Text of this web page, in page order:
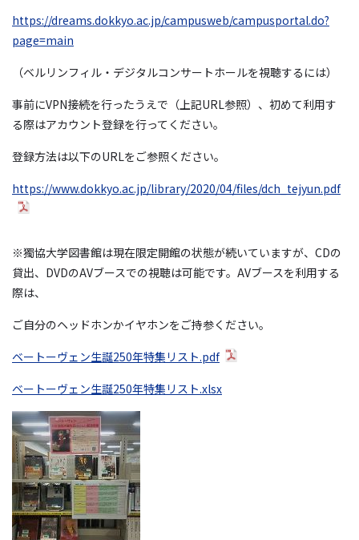
https://dreams.dokkyo.ac.jp/campusweb/campusportal.do?
page=main
（ベルリンフィル・デジタルコンサートホールを視聴するには）
事前にVPN接続を行ったうえで（上記URL参照）、初めて利用す
る際はアカウント登録を行ってください。
登録方法は以下のURLをご参照ください。
https://www.dokkyo.ac.jp/library/2020/04/files/dch_tejyun.pdf
※獨協大学図書館は現在限定開館の状態が続いていますが、CDの
貸出、DVDのAVブースでの視聴は可能です。AVブースを利用する
際は、
ご自分のヘッドホンかイヤホンをご持参ください。
ベートーヴェン生誕250年特集リスト.pdf
ベートーヴェン生誕250年特集リスト.xlsx